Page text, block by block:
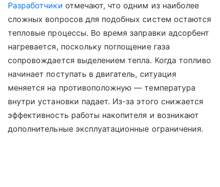
Разработчики отмечают, что одним из наиболее
сложных вопросов для подобных систем остаются
тепловые процессы. Во время заправки адсорбент
нагревается, поскольку поглощение газа
сопровождается выделением тепла. Когда топливо
начинает поступать в двигатель, ситуация
меняется на противоположную — температура
внутри установки падает. Из-за этого снижается
эффективность работы накопителя и возникают
дополнительные эксплуатационные ограничения.